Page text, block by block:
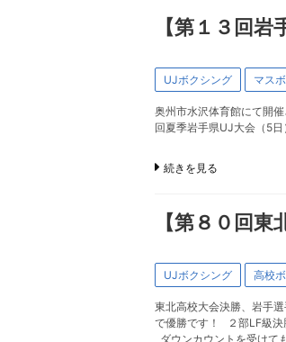
【第１３回
UJボクシング マス
奥州市水沢体育館にて開
回夏季岩手県UJ大会（
続きを見る
【第８０回
UJボクシング 高校
東北高校大会決勝、岩手
で優勝です！ ２部LF級決
ダウンカウントを受けて